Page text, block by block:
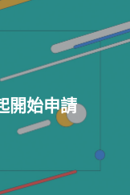
開始申請
消息